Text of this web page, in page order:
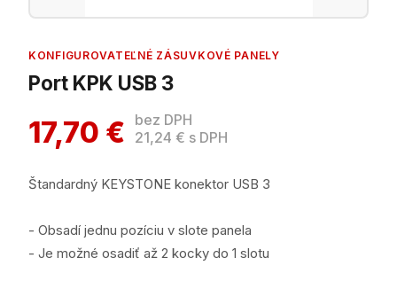
KONFIGUROVATEĽNÉ ZÁSUVKOVÉ PANELY
Port KPK USB 3
17,70 €
bez DPH
21,24 € s DPH
Štandardný KEYSTONE konektor USB 3
- Obsadí jednu pozíciu v slote panela
- Je možné osadiť až 2 kocky do 1 slotu